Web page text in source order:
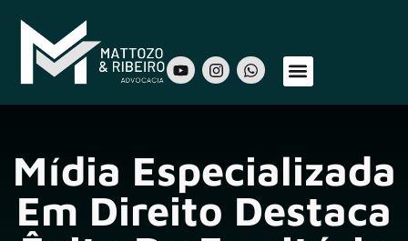
Mídia Especializada
Em Direito Destaca